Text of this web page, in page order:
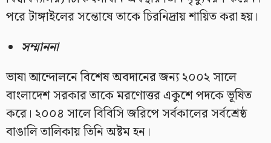
পরে টাঙ্গাইলের সন্তোষে তাকে চিরনিদ্রায় শায়িত করা হয়।
সম্মাননা
ভাষা আন্দোলনে বিশেষ অবদানের জন্য ২০০২ সালে
বাংলাদেশ সরকার তাকে মরণোত্তর একুশে পদকে ভূষিত
করে। ২০০৪ সালে বিবিসি জরিপে সর্বকালের সর্বশ্রেষ্ঠ
বাঙালি তালিকায় তিনি অষ্টম হন।